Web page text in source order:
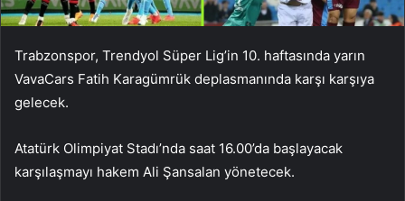
Trabzonspor, Trendyol Süper Lig’in 10. haftasında yarın
VavaCars Fatih Karagümrük deplasmanında karşı karşıya
gelecek.
Atatürk Olimpiyat Stadı’nda saat 16.00’da başlayacak
karşılaşmayı hakem Ali Şansalan yönetecek.